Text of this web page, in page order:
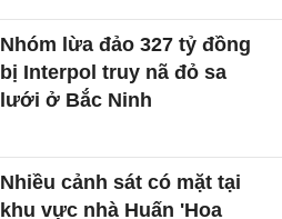
Nhóm lừa đảo 327 tỷ đồng
bị Interpol truy nã đỏ sa
lưới ở Bắc Ninh
Nhiều cảnh sát có mặt tại
khu vực nhà Huấn 'Hoa